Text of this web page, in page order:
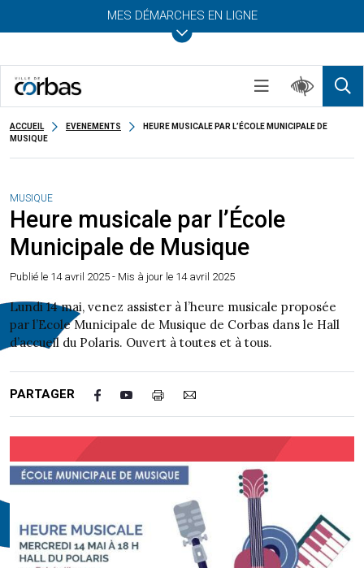
MES DÉMARCHES EN LIGNE
ACCUEIL EVENEMENTS
HEURE MUSICALE PAR L’ÉCOLE MUNICIPALE DE
MUSIQUE
MUSIQUE
Heure musicale par l’École
Municipale de Musique
Publié le 14 avril 2025 - Mis à jour le 14 avril 2025
Lundi 14 mai, venez assister à l’heure musicale proposée
par l’Ecole Municipale de Musique de Corbas dans le Hall
d’accueil du Polaris. Ouvert à toutes et à tous.
PARTAGER